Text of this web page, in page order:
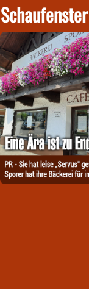
Schaufenster